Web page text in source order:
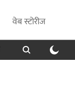
वेब स्टोरीज